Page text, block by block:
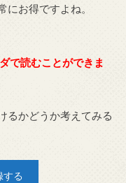
お得ですよね。
で読むことができま
るかどうか考えてみる
する